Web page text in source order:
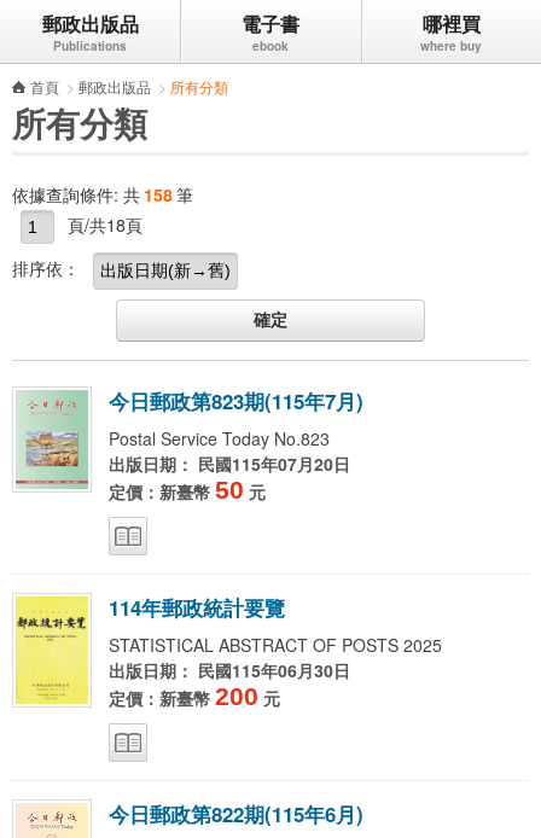
跳到主要內容區塊
郵政出版品 電子書 哪裡買
首頁 > 郵政出版品 > 所有分類
所有分類
依據查詢條件: 共 158筆
頁/共18頁
排序依：
今日郵政第823期(115年7月)
Postal Service Today No.823
出版日期： 民國115年07月20日
定價：新臺幣 50 元
114年郵政統計要覽
STATISTICAL ABSTRACT OF POSTS 2025
出版日期： 民國115年06月30日
定價：新臺幣 200 元
今日郵政第822期(115年6月)